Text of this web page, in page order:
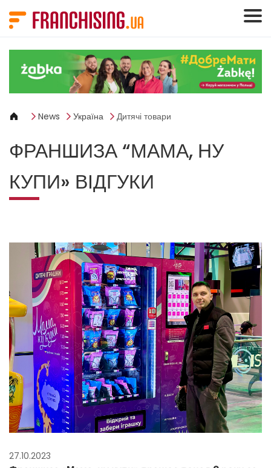
News Україна Дитячі товари
ФРАНШИЗА “МАМА, НУ
КУПИ» ВІДГУКИ
27.10.2023